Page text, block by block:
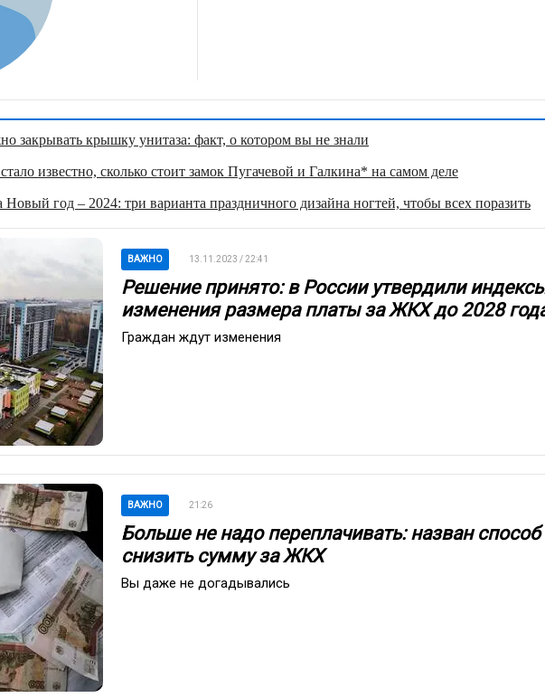
закрывать крышку унитаза: факт, о котором вы не знали
известно, сколько стоит замок Пугачевой и Галкина* на самом деле
год – 2024: три варианта праздничного дизайна ногтей, чтобы всех поразить
ВАЖНО 13.11.2023 / 22:41
Решение принято: в России утвердили
изменения размера платы за ЖКХ до 2028
Граждан ждут изменения
ВАЖНО 21:26
Больше не надо переплачивать: назван способ
снизить сумму за ЖКХ
Вы даже не догадывались